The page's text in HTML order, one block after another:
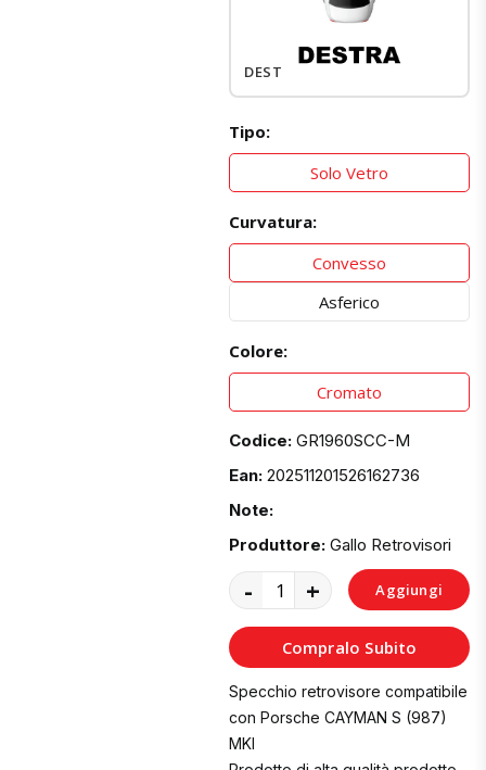
DESTRO
Tipo:
Solo Vetro
Curvatura:
Convesso
Asferico
Colore:
Cromato
Codice: GR1960SCC-M
Ean: 202511201526162736
Note:
Produttore: Gallo Retrovisori
- + Aggiungi
al
Carrello
Compralo Subito
Specchio retrovisore compatibile
con Porsche CAYMAN S (987)
MKI